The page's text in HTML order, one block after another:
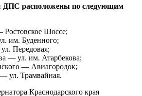
ДПС расположены по следующим
Ростовское Шоссе;
им. Буденного;
Передовая;
— ул. им. Атарбекова;
— Авиагородок;
ул. Трамвайная.
Краснодарского края